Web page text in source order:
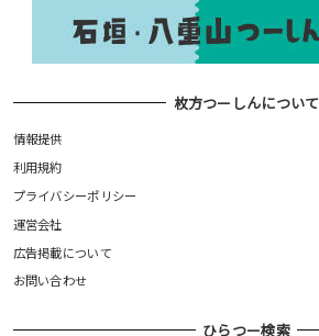
枚方つーしんについて
情報提供
利用規約
プライバシーポリシー
運営会社
広告掲載について
お問い合わせ
ひらつー検索